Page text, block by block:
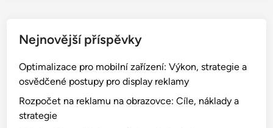
Nejnovější příspěvky
Optimalizace pro mobilní zařízení: Výkon, strategie a
osvědčené postupy pro display reklamy
Rozpočet na reklamu na obrazovce: Cíle, náklady a
strategie